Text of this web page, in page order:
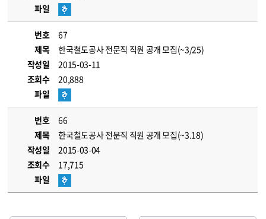
파일
번호
67
제목
한국철도공사 전문직 직원 공개 모집(~3/25)
작성일
2015-03-11
조회수
20,888
파일
번호
66
제목
한국철도공사 전문직 직원 공개 모집(~3.18)
작성일
2015-03-04
조회수
17,715
파일